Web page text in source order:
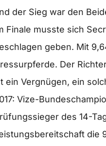
der Sieg war den
Finale musste sich
geben. Mit
Der
ein Vergnügen, ein
Vize-
des 14-
die